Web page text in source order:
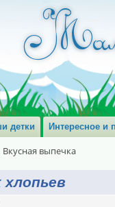
детки Интересное и
Вкусная выпечка
хлопьев